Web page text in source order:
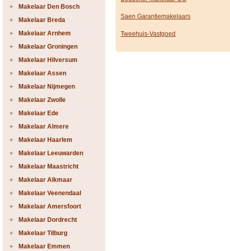
Makelaar Den Bosch
Makelaar Breda
Makelaar Arnhem
Makelaar Groningen
Makelaar Hilversum
Makelaar Assen
Makelaar Nijmegen
Makelaar Zwolle
Makelaar Ede
Makelaar Almere
Makelaar Haarlem
Makelaar Leeuwarden
Makelaar Maastricht
Makelaar Alkmaar
Makelaar Veenendaal
Makelaar Amersfoort
Makelaar Dordrecht
Makelaar Tilburg
Makelaar Emmen
Saen Garantiemakelaars
Tweehuis-Vastgoed